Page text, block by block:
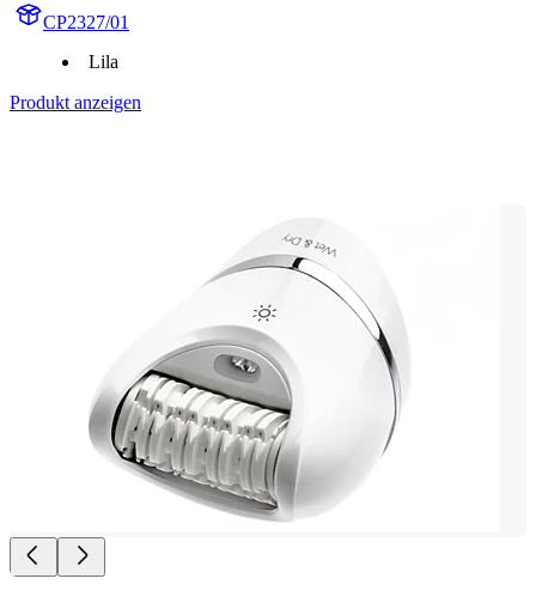
CP2327/01
Lila
Produkt anzeigen